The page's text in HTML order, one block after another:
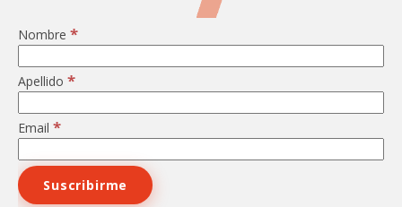
Nombre *
Apellido *
Email *